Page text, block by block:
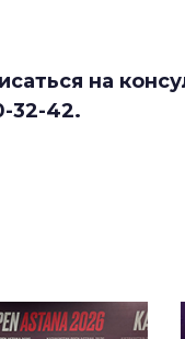
на
32-42.